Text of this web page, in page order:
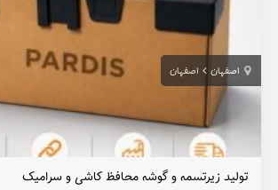
اصفهان اصفهان
تولید زیرتسمه و گوشه محافظ کاشی و سرامیک